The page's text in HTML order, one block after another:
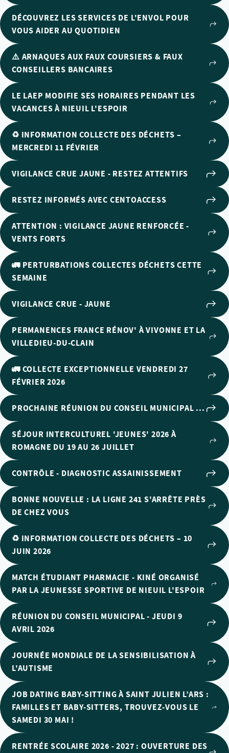
DÉCOUVREZ LES SERVICES DE L'ENVOL POUR
VOUS AIDER AU QUOTIDIEN
⚠️ ARNAQUES AUX FAUX COURSIERS & FAUX
CONSEILLERS BANCAIRES
LE LAEP MODIFIE SES HORAIRES PENDANT LES
VACANCES À NIEUIL L'ESPOIR
♻️ INFORMATION COLLECTE DES DÉCHETS –
MERCREDI 11 FÉVRIER
VIGILANCE CRUE JAUNE - RESTEZ ATTENTIFS
RESTEZ INFORMÉS AVEC CENTOACCESS
ATTENTION : VIGILANCE JAUNE RENFORCÉE -
VENTS FORTS
🚛 PERTURBATIONS COLLECTES DÉCHETS CETTE
SEMAINE
VIGILANCE CRUE - JAUNE
PERMANENCES FRANCE RÉNOV' À VIVONNE ET LA
VILLEDIEU-DU-CLAIN
🚛 COLLECTE EXCEPTIONNELLE VENDREDI 27
FÉVRIER 2026
PROCHAINE RÉUNION DU CONSEIL MUNICIPAL ...
SÉJOUR INTERCULTUREL 'JEUNES' 2026 À
ROMAGNE DU 19 AU 26 JUILLET
CONTRÔLE - DIAGNOSTIC ASSAINISSEMENT
BONNE NOUVELLE : LA LIGNE 241 S'ARRÊTE PRÈS
DE CHEZ VOUS
♻️ INFORMATION COLLECTE DES DÉCHETS – 10
JUIN 2026
MATCH ÉTUDIANT PHARMACIE - KINÉ ORGANISÉ
PAR LA JEUNESSE SPORTIVE DE NIEUIL L'ESPOIR
RÉUNION DU CONSEIL MUNICIPAL - JEUDI 9
AVRIL 2026
JOURNÉE MONDIALE DE LA SENSIBILISATION À
L'AUTISME
JOB DATING BABY-SITTING À SAINT JULIEN L’ARS :
FAMILLES ET BABY-SITTERS, TROUVEZ-VOUS LE
SAMEDI 30 MAI !
RENTRÉE SCOLAIRE 2026 - 2027 : OUVERTURE DES